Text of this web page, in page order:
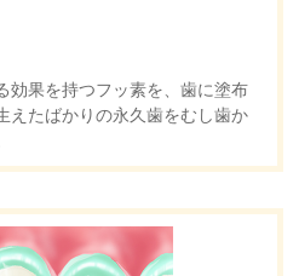
効果を持つフッ素を、歯に塗布
えたばかりの永久歯をむし歯か